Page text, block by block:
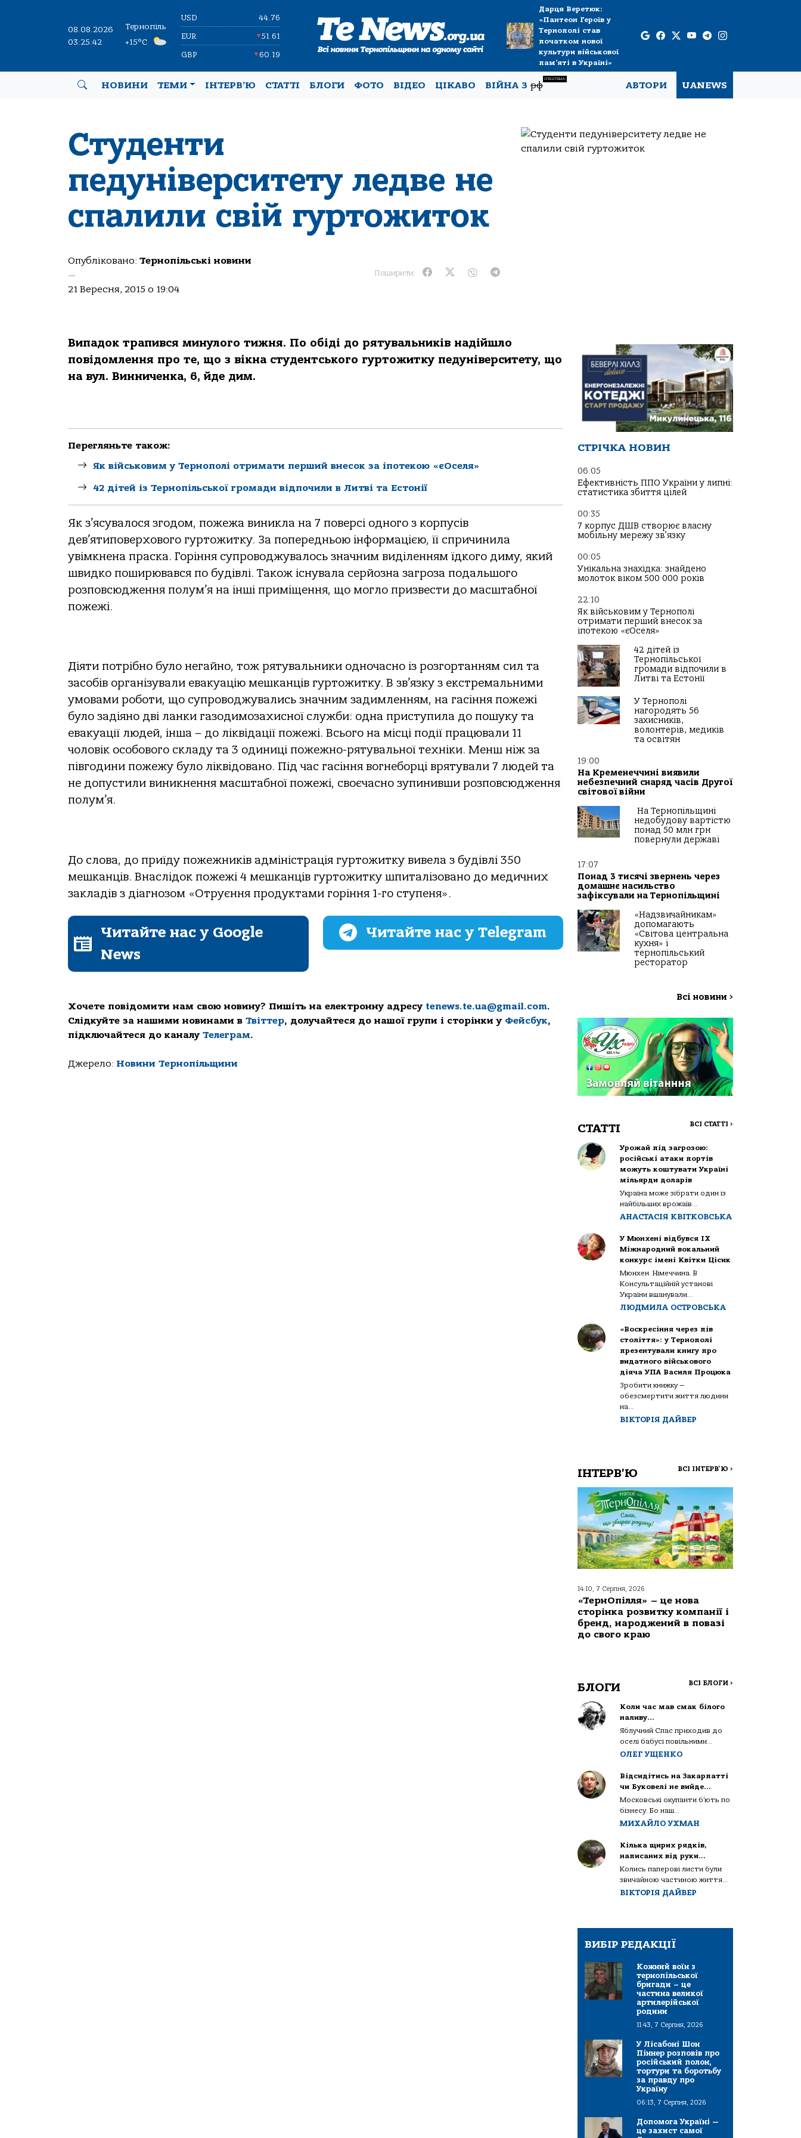
08.08.2026
03:25:43
Тернопіль
+15°C
USD 44.76
EUR ▼51.61
GBP ▼60.19
Дарця Веретюк:
«Пантеон Героїв у
Тернополі став
початком нової
культури військової
пам’яті в Україні»
НОВИНИ ТЕМИ ІНТЕРВ’Ю СТАТТІ БЛОГИ ФОТО ВІДЕО ЦІКАВО ВІЙНА Зрф
СПЕЦТЕМА
АВТОРИ UANEWS
Студенти
педуніверситету ледве не
спалили свій гуртожиток
Опубліковано: Тернопільські новини
—
21 Вересня, 2015 о 19:04
Поширити:
Випадок трапився минулого тижня. По обіді до рятувальників надійшло
повідомлення про те, що з вікна студентського гуртожитку педуніверситету, що
на вул. Винниченка, 6, йде дим.
Перегляньте також:
Як військовим у Тернополі отримати перший внесок за іпотекою «єОселя»
42 дітей із Тернопільської громади відпочили в Литві та Естонії
Як з’ясувалося згодом, пожежа виникла на 7 поверсі одного з корпусів
дев’ятиповерхового гуртожитку. За попередньою інформацією, її спричинила
увімкнена праска. Горіння супроводжувалось значним виділенням їдкого диму, який
швидко поширювався по будівлі. Також існувала серйозна загроза подальшого
розповсюдження полум’я на інші приміщення, що могло призвести до масштабної
пожежі.
Діяти потрібно було негайно, тож рятувальники одночасно із розгортанням сил та
засобів організували евакуацію мешканців гуртожитку. В зв’язку з екстремальними
умовами роботи, що супроводжувались значним задимленням, на гасіння пожежі
було задіяно дві ланки газодимозахисної служби: одна приступила до пошуку та
евакуації людей, інша – до ліквідації пожежі. Всього на місці події працювали 11
чоловік особового складу та 3 одиниці пожежно-рятувальної техніки. Менш ніж за
півгодини пожежу було ліквідовано. Під час гасіння вогнеборці врятували 7 людей та
не допустили виникнення масштабної пожежі, своєчасно зупинивши розповсюдження
полум’я.
До слова, до приїду пожежників адміністрація гуртожитку вивела з будівлі 350
мешканців. Внаслідок пожежі 4 мешканців гуртожитку шпиталізовано до медичних
закладів з діагнозом «Отруєння продуктами горіння 1-го ступеня».
Читайте нас у Google
News
Читайте нас у Telegram
Хочете повідомити нам свою новину? Пишіть на електронну адресу tenews.te.ua@gmail.com.
Слідкуйте за нашими новинами в Твіттер, долучайтеся до нашої групи і сторінки у Фейсбук,
підключайтеся до каналу Телеграм.
Джерело: Новини Тернопільщини
СТРІЧКА НОВИН
06:05
Ефективність ППО України у липні:
статистика збиття цілей
00:35
7 корпус ДШВ створює власну
мобільну мережу зв’язку
00:05
Унікальна знахідка: знайдено
молоток віком 500 000 років
22:10
Як військовим у Тернополі
отримати перший внесок за
іпотекою «єОселя»
42 дітей із
Тернопільської
громади відпочили в
Литві та Естонії
У Тернополі
нагородять 56
захисників,
волонтерів, медиків
та освітян
19:00
На Кременеччині виявили
небезпечний снаряд часів Другої
світової війни
На Тернопільщині
недобудову вартістю
понад 50 млн грн
повернули державі
17:07
Понад 3 тисячі звернень через
домашнє насильство
зафіксували на Тернопільщині
«Надзвичайникам»
допомагають
«Світова центральна
кухня» і
тернопільський
ресторатор
Всі новини >
СТАТТІ ВСІ СТАТТІ >
Урожай під загрозою:
російські атаки портів
можуть коштувати Україні
мільярди доларів
Україна може зібрати один із
найбільших врожаїв...
АНАСТАСІЯ КВІТКОВСЬКА
У Мюнхені відбувся IX
Міжнародний вокальний
конкурс імені Квітки Цісик
Мюнхен. Німеччина. В
Консультаційній установі
України вшанували...
ЛЮДМИЛА ОСТРОВСЬКА
«Воскресіння через пів
століття»: у Тернополі
презентували книгу про
видатного військового
діяча УПА Василя Процюка
Зробити книжку —
обезсмертити життя людини
на...
ВІКТОРІЯ ДАЙВЕР
ІНТЕРВ'Ю ВСІ ІНТЕРВ'Ю >
14:10, 7 Серпня, 2026
«ТернОпілля» – це нова
сторінка розвитку компанії і
бренд, народжений в повазі
до свого краю
БЛОГИ ВСІ БЛОГИ >
Коли час мав смак білого
наливу…
Яблучний Спас приходив до
оселі бабусі повільними...
ОЛЕГ УЩЕНКО
Відсидітись на Закарпатті
чи Буковелі не вийде…
Московські окупанти б’ють по
бізнесу. Бо наш...
МИХАЙЛО УХМАН
Кілька щирих рядків,
написаних від руки…
Колись паперові листи були
звичайною частиною життя...
ВІКТОРІЯ ДАЙВЕР
ВИБІР РЕДАКЦІЇ
Кожний воїн з
тернопільської
бригади – це
частина великої
артилерійської
родини
11:43, 7 Серпня, 2026
У Лісабоні Шон
Піннер розповів про
російський полон,
тортури та боротьбу
за правду про
Україну
06:13, 7 Серпня, 2026
Допомога Україні —
це захист самої